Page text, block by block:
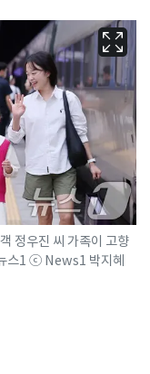
정우진 씨 가족이 고향
스1 ⓒ News1 박지혜